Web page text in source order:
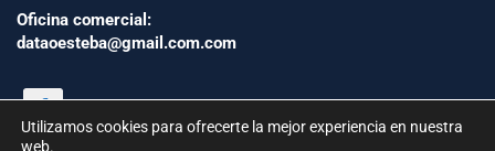
Oficina comercial:
dataoesteba@gmail.com.com
Utilizamos cookies para ofrecerte la mejor experiencia en nuestra
web.